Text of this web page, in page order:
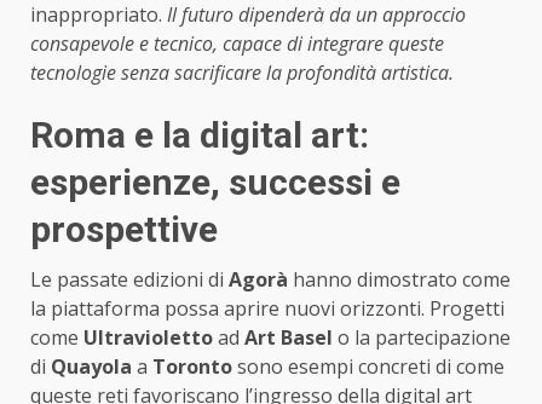
inappropriato. Il futuro dipenderà da un approccio
consapevole e tecnico, capace di integrare queste
tecnologie senza sacrificare la profondità artistica.
Roma e la digital art:
esperienze, successi e
prospettive
Le passate edizioni di Agorà hanno dimostrato come
la piattaforma possa aprire nuovi orizzonti. Progetti
come Ultraviolettoad Art Basel o la partecipazione
di Quayola a Torontosono esempi concreti di come
queste reti favoriscano l’ingresso della digital art